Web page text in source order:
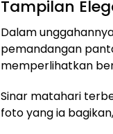
Tampilan
Dalam
pemandangan
memperlihatkan
Sinar matahari
foto yang ia